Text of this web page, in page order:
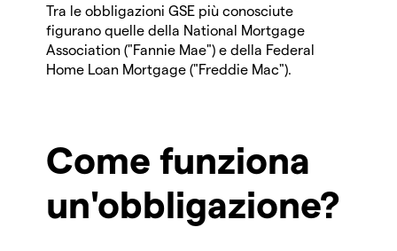
Tra le obbligazioni GSE più conosciute
figurano quelle della National Mortgage
Association ("Fannie Mae") e della Federal
Home Loan Mortgage ("Freddie Mac").
Come funziona
un'obbligazione?